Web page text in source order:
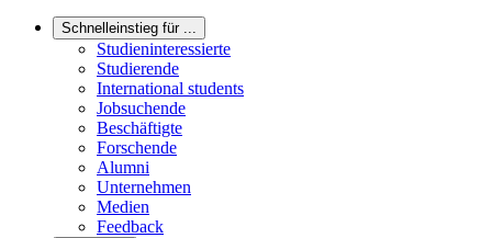
Schnelleinstieg für ...
Studieninteressierte
Studierende
International students
Jobsuchende
Beschäftigte
Forschende
Alumni
Unternehmen
Medien
Feedback